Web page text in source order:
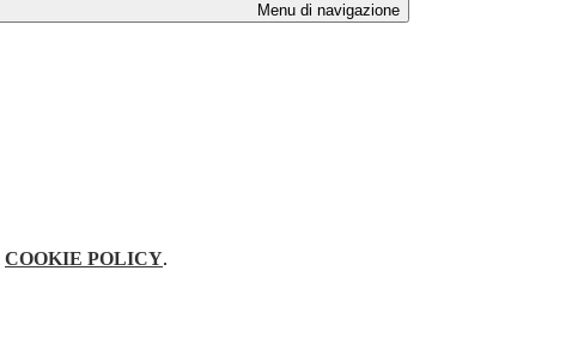
Menu di navigazione
COOKIE POLICY.